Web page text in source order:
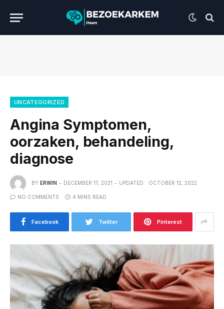
UNCATEGORIZED
Angina Symptomen,
oorzaken, behandeling,
diagnose
BY ERWIN DECEMBER 17, 2021 UPDATED: OCTOBER 12, 2022
NO COMMENTS 4 MINS READ
Facebook Twitter Pinterest